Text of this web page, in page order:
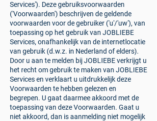
Services'). Deze gebruiksvoorwaarden
('Voorwaarden') beschrijven de geldende
voorwaarden voor de gebruiker ('u'/'uw'), van
toepassing op het gebruik van JOBLIEBE
Services, onafhankelijk van de internetlocatie
van gebruik (d.w.z. in Nederland of elders).
Door u aan te melden bij JOBLIEBE verkrijgt u
het recht om gebruik te maken van JOBLIEBE
Services en verklaart u uitdrukkelijk deze
Voorwaarden te hebben gelezen en
begrepen. U gaat daarmee akkoord met de
toepassing van deze Voorwaarden. Gaat u
niet akkoord, dan is aanmelding niet mogelijk